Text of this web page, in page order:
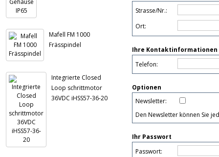
Mafell FM 1000
Frässpindel
Integrierte Closed
Loop schrittmotor
36VDC iHSS57-36-20
Strasse/Nr.:
Ort:
Ihre Kontaktinformationen
Telefon:
Optionen
Newsletter:
Den Newsletter können Sie
Ihr Passwort
Passwort: